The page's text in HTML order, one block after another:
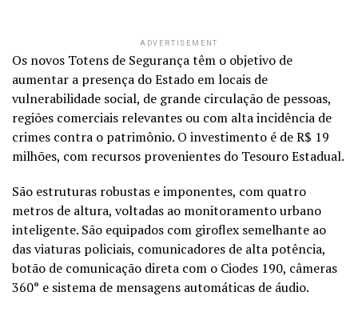
ADVERTISEMENT
Os novos Totens de Segurança têm o objetivo de
aumentar a presença do Estado em locais de
vulnerabilidade social, de grande circulação de pessoas,
regiões comerciais relevantes ou com alta incidência de
crimes contra o patrimônio. O investimento é de R$ 19
milhões, com recursos provenientes do Tesouro Estadual.
São estruturas robustas e imponentes, com quatro
metros de altura, voltadas ao monitoramento urbano
inteligente. São equipados com giroflex semelhante ao
das viaturas policiais, comunicadores de alta potência,
botão de comunicação direta com o Ciodes 190, câmeras
360° e sistema de mensagens automáticas de áudio.